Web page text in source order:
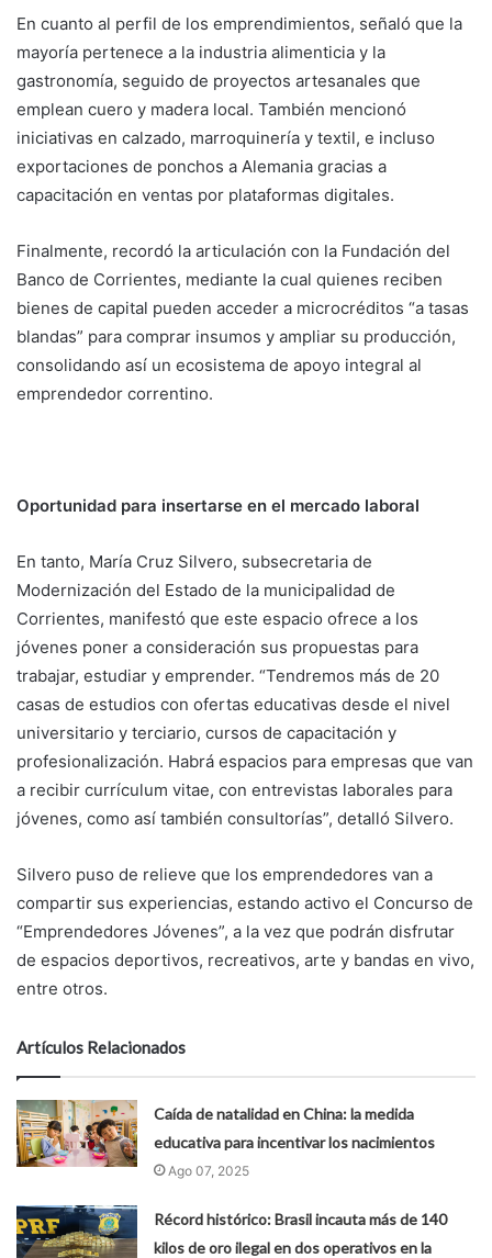
En cuanto al perfil de los emprendimientos, señaló que la
mayoría pertenece a la industria alimenticia y la
gastronomía, seguido de proyectos artesanales que
emplean cuero y madera local. También mencionó
iniciativas en calzado, marroquinería y textil, e incluso
exportaciones de ponchos a Alemania gracias a
capacitación en ventas por plataformas digitales.
Finalmente, recordó la articulación con la Fundación del
Banco de Corrientes, mediante la cual quienes reciben
bienes de capital pueden acceder a microcréditos “a tasas
blandas” para comprar insumos y ampliar su producción,
consolidando así un ecosistema de apoyo integral al
emprendedor correntino.
Oportunidad para insertarse en el mercado laboral
En tanto, María Cruz Silvero, subsecretaria de
Modernización del Estado de la municipalidad de
Corrientes, manifestó que este espacio ofrece a los
jóvenes poner a consideración sus propuestas para
trabajar, estudiar y emprender. “Tendremos más de 20
casas de estudios con ofertas educativas desde el nivel
universitario y terciario, cursos de capacitación y
profesionalización. Habrá espacios para empresas que van
a recibir currículum vitae, con entrevistas laborales para
jóvenes, como así también consultorías”, detalló Silvero.
Silvero puso de relieve que los emprendedores van a
compartir sus experiencias, estando activo el Concurso de
“Emprendedores Jóvenes”, a la vez que podrán disfrutar
de espacios deportivos, recreativos, arte y bandas en vivo,
entre otros.
Artículos Relacionados
Caída de natalidad en China: la medida
educativa para incentivar los nacimientos
Ago 07, 2025
Récord histórico: Brasil incauta más de 140
kilos de oro ilegal en dos operativos en la